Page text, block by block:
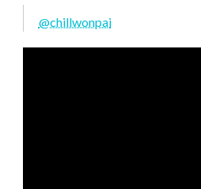
@chillwonpai